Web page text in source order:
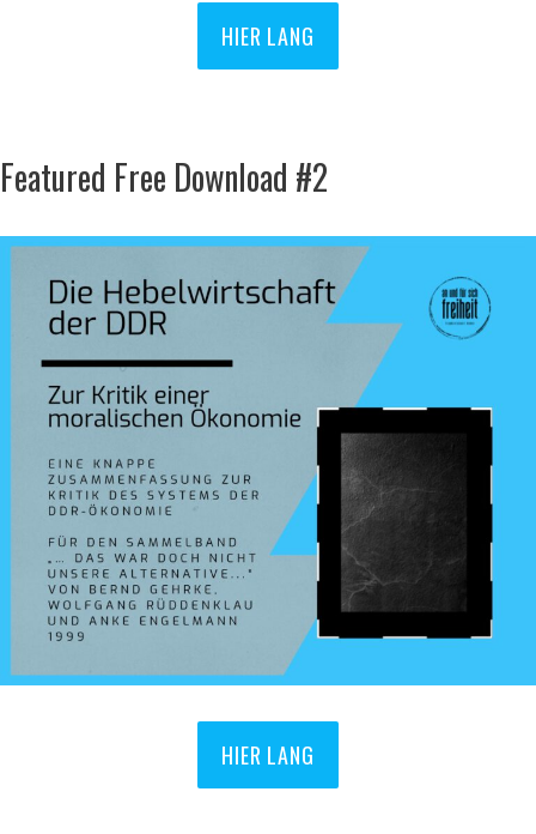
HIER LANG
Featured Free Download #2
HIER LANG